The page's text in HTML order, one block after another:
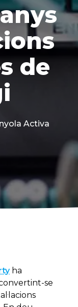
de
Activa
ha
se